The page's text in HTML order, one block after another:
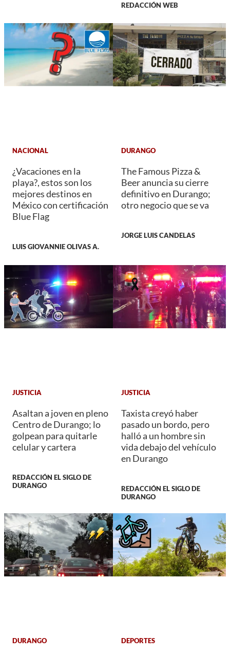
REDACCIÓN WEB
NACIONAL
¿Vacaciones en la
playa?, estos son los
mejores destinos en
México con certificación
Blue Flag
LUIS GIOVANNIE OLIVAS A.
DURANGO
The Famous Pizza &
Beer anuncia su cierre
definitivo en Durango;
otro negocio que se va
JORGE LUIS CANDELAS
JUSTICIA
Asaltan a joven en pleno
Centro de Durango; lo
golpean para quitarle
celular y cartera
REDACCIÓN EL SIGLO DE
DURANGO
JUSTICIA
Taxista creyó haber
pasado un bordo, pero
halló a un hombre sin
vida debajo del vehículo
en Durango
REDACCIÓN EL SIGLO DE
DURANGO
DURANGO DEPORTES